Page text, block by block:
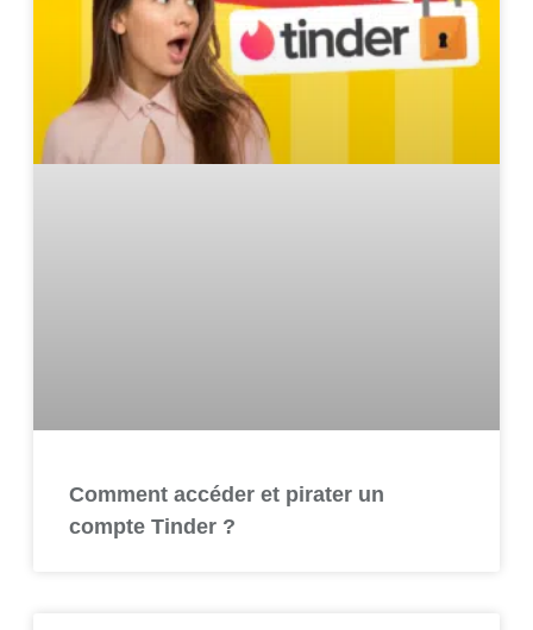
Comment accéder et pirater un
compte Tinder ?